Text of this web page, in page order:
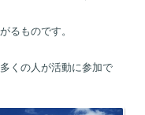
るものです。
くの人が活動に参加で